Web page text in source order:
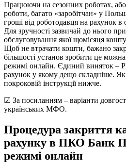
Працюючи на сезонних роботах, або
роботи, багато «заробітчан» у
гроші від роботодавця на рахунок
Для зручності зазвичай до нього
обслуговування якої щомісяця
Щоб не втрачати кошти, бажано
більшості установ зробити це
режимі онлайн. Єдиний виняток –
рахунок у якому дещо складніше.
покроковій інструкції нижче.
☑ За посиланням – варіанти
українських МФО.
Процедура закриття
рахунку в ПКО Банк
режимі онлайн